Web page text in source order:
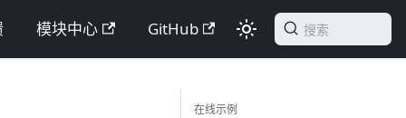
模块中心 GitHub 搜索
在线示例